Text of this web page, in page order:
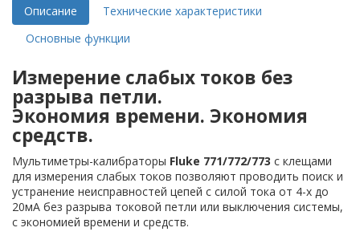
Описание
Технические характеристики
Основные функции
Измерение слабых токов без
разрыва петли.
Экономия времени. Экономия
средств.
Мультиметры-калибраторы Fluke 771/772/773 с клещами
для измерения слабых токов позволяют проводить поиск и
устранение неисправностей цепей с силой тока от 4-х до
20мА без разрыва токовой петли или выключения системы,
с экономией времени и средств.